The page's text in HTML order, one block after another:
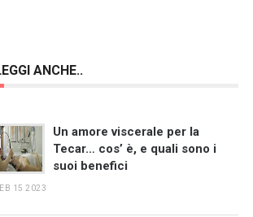
ANCHE..
Un amore viscerale per la
Tecar… cos’ è, e quali sono i
suoi benefici
15 2023